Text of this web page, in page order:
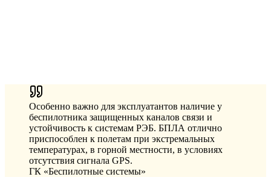
Особенно важно для эксплуатантов наличие у
беспилотника защищенных каналов связи и
устойчивость к системам РЭБ. БПЛА отлично
приспособлен к полетам при экстремальных
температурах, в горной местности, в условиях
отсутствия сигнала GPS.
ГК «Беспилотные системы»